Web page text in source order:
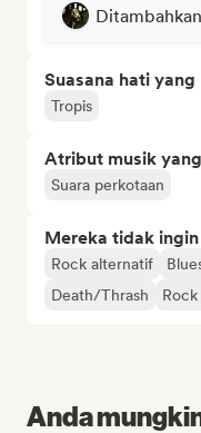
Suasana hati
Tropis
Atribut musik
Suara perkotaan
Mereka tidak
Rock alternatif
Death/Thrash
Anda